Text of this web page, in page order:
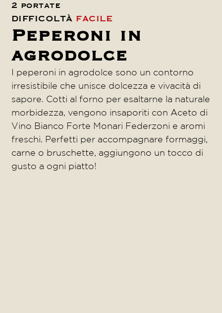
2 portate
DIFFICOLTÀ FACILE
Peperoni in
agrodolce
I peperoni in agrodolce sono un contorno
irresistibile che unisce dolcezza e vivacità di
sapore. Cotti al forno per esaltarne la naturale
morbidezza, vengono insaporiti con Aceto di
Vino Bianco Forte Monari Federzoni e aromi
freschi. Perfetti per accompagnare formaggi,
carne o bruschette, aggiungono un tocco di
gusto a ogni piatto!